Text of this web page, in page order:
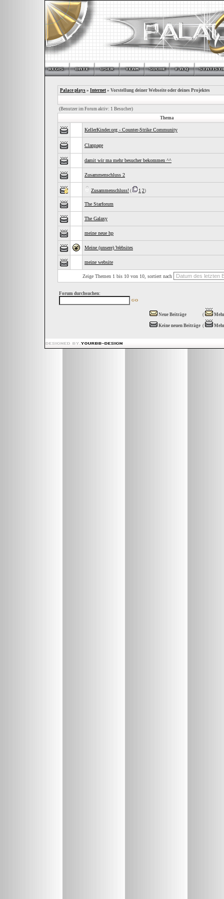
Palace plays » Internet » Vorstellung deiner Webseite oder deines Projektes
(Benutzer im Forum aktiv: 1 Besucher)
Thema
KellerKinder.org - Counter-Strike Community
Clanpage
damit wir ma mehr besucher bekommen ^^
Zusammenschluss 2
Zusammenschluss! ( 1 2)
The Starforum
The Galaxy
meine neue hp
Meine (unsere) Websites
meine website
Zeige Themen 1 bis 10 von 10, sortiert nach
Forum durchsuchen:
Neue Beiträge (
Keine neuen Beiträge (